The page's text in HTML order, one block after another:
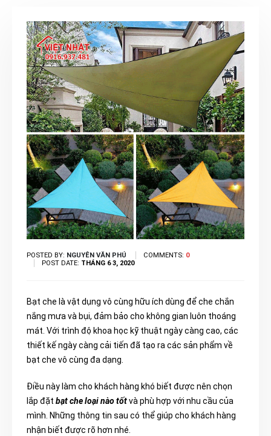
POSTED BY: NGUYÊN VĂN PHÚ COMMENTS: 0
POST DATE: THÁNG 6 3, 2020
Bạt che là vật dụng vô cùng hữu ích dùng để che chắn
nắng mưa và bụi, đảm bảo cho không gian luôn thoáng
mát. Với trình độ khoa học kỹ thuật ngày càng cao, các
thiết kế ngày càng cải tiến đã tạo ra các sản phẩm về
bạt che vô cùng đa dạng.
Điều này làm cho khách hàng khó biết được nên chọn
lắp đặt bạt che loại nào tốtvà phù hợp với nhu cầu của
mình. Những thông tin sau có thể giúp cho khách hàng
nhận biết được rõ hơn nhé.